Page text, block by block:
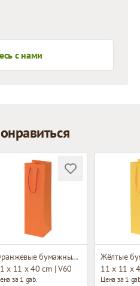
с нами
Оранжевые бумажные пакеты с тканевыми ручками
x 11 x 40 cm | V60
за 1 gab.
11 x 11 x
Цена за 1